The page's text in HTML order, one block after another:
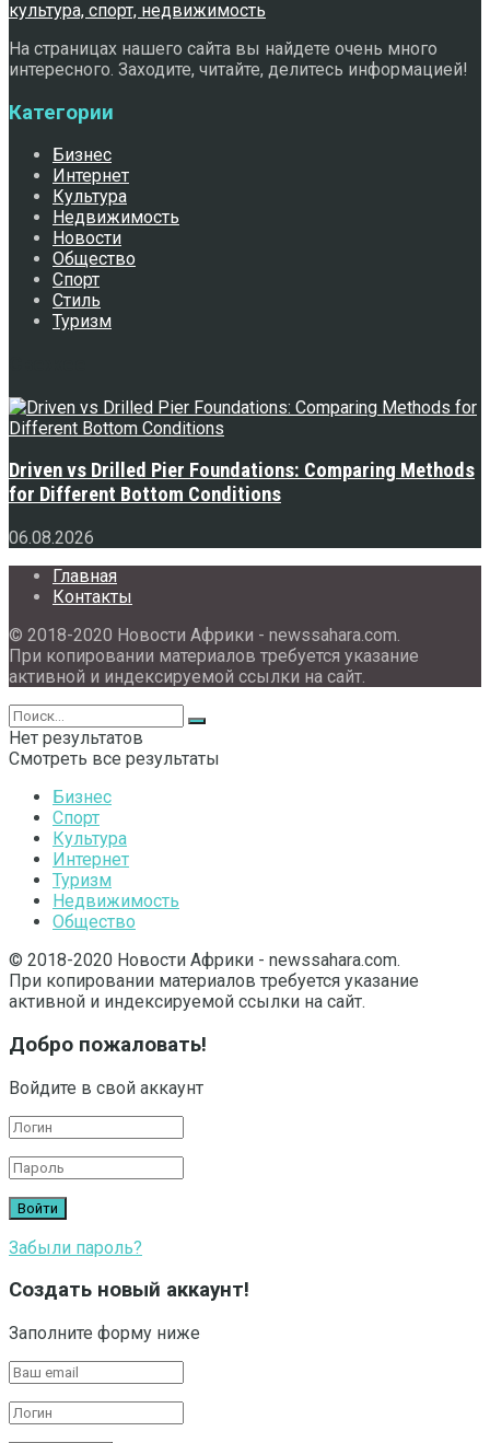
На страницах нашего сайта вы найдете очень много
интересного. Заходите, читайте, делитесь информацией!
Категории
Бизнес
Интернет
Культура
Недвижимость
Новости
Общество
Спорт
Стиль
Туризм
Driven vs Drilled Pier Foundations: Comparing Methods
for Different Bottom Conditions
06.08.2026
Главная
Контакты
© 2018-2020 Новости Африки - newssahara.com.
При копировании материалов требуется указание
активной и индексируемой ссылки на сайт.
Нет результатов
Смотреть все результаты
Бизнес
Спорт
Культура
Интернет
Туризм
Недвижимость
Общество
© 2018-2020 Новости Африки - newssahara.com.
При копировании материалов требуется указание
активной и индексируемой ссылки на сайт.
Добро пожаловать!
Войдите в свой аккаунт
Забыли пароль?
Создать новый аккаунт!
Заполните форму ниже